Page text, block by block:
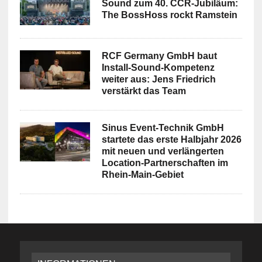
Sound zum 40. CCR-Jubiläum:
The BossHoss rockt Ramstein
RCF Germany GmbH baut
Install-Sound-Kompetenz
weiter aus: Jens Friedrich
verstärkt das Team
Sinus Event-Technik GmbH
startete das erste Halbjahr 2026
mit neuen und verlängerten
Location-Partnerschaften im
Rhein-Main-Gebiet